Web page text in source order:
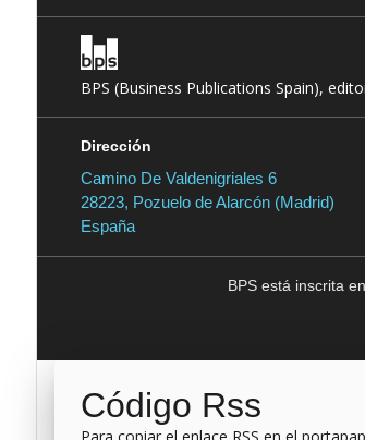
BPS (Business Publications Spain),
Dirección
Camino De Valdenigriales 6
28223, Pozuelo de Alarcón (Madrid)
España
BPS está inscrita
Código Rss